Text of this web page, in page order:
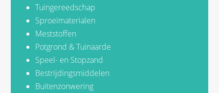
Tuingereedschap
Sproeimaterialen
Meststoffen
Potgrond & Tuinaarde
Speel- en Stopzand
Bestrijdingsmiddelen
Buitenzonwering